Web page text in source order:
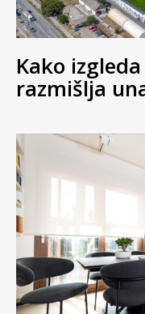
Kako
razmišlja